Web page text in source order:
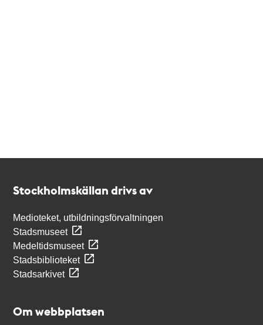
Stockholmskällan drivs av
Medioteket, utbildningsförvaltningen
Stadsmuseet
Medeltidsmuseet
Stadsbiblioteket
Stadsarkivet
Om webbplatsen